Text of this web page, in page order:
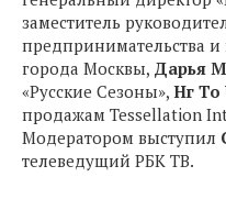
заместитель
предпринимательства
города Москвы, Дарья
«Русские Сезоны», Нг То
продажам Tessellation
Модератором выступил
телеведущий РБК ТВ.